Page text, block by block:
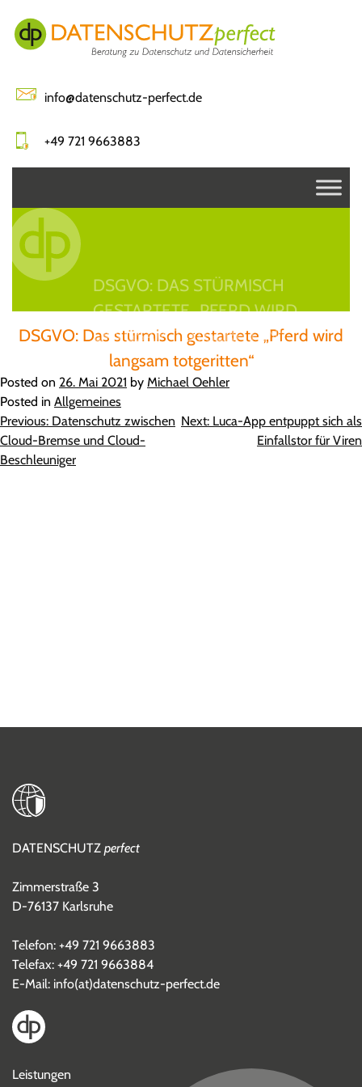
content
info@datenschutz-perfect.de
+49 721 9663883
DSGVO: DAS STÜRMISCH
GESTARTETE „PFERD WIRD
LANGSAM TOTGERITTEN“
DSGVO: Das stürmisch gestartete „Pferd wird
langsam totgeritten“
Posted on 26. Mai 2021 by Michael Oehler
Posted in Allgemeines
Beitragsnavigation
Previous: Datenschutz zwischen
Cloud-Bremse und Cloud-
Beschleuniger
Next: Luca-App entpuppt sich als
Einfallstor für Viren
DATENSCHUTZ perfect
Zimmerstraße 3
D-76137 Karlsruhe
Telefon: +49 721 9663883
Telefax: +49 721 9663884
E-Mail: info(at)datenschutz-perfect.de
Leistungen